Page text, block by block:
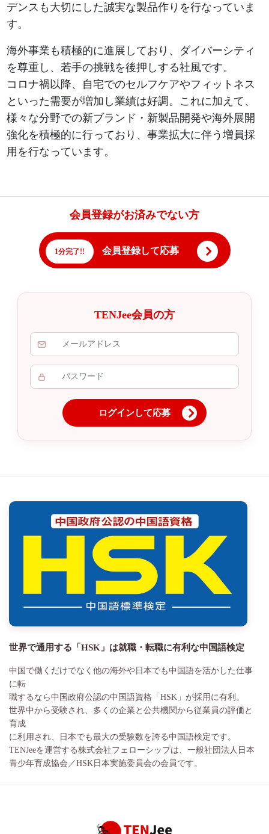
デンスも大切にした誠実な製品作りを行なっていま
す。
海外事業も積極的に進展しており、ダイバーシティ
を尊重し、若手の挑戦を後押しする社風です。
コロナ禍以降、自宅でのセルフケアやフィットネス
といった需要が増加し業績は好調。これに加えて、
様々な分野での新ブランド・新製品開発や海外展開
強化を積極的に行っており、事業拡大に伴う増員採
用を行なっています。
会員登録がお済みでない方
1分完了!! 会員登録して応募
TENJee会員の方
ログインして応募
世界で通用する「HSK」は就職・転職に有利な中国語検定
中国で働くだけでなく他の海外や日本でも中国語を活かした仕事
に転
職するなら中国政府公認の中国語資格「HSK」が採用に有利。
世界中から受験され、多くの企業と公共機関から従業員の評価と
育成
に利用され、日本でも最大の受験数を誇る中国語検定です。
TENJeeを運営する株式会社フェローシップは、一般社団法人日本
青少年育成協会／HSK日本実施委員会の会員です。